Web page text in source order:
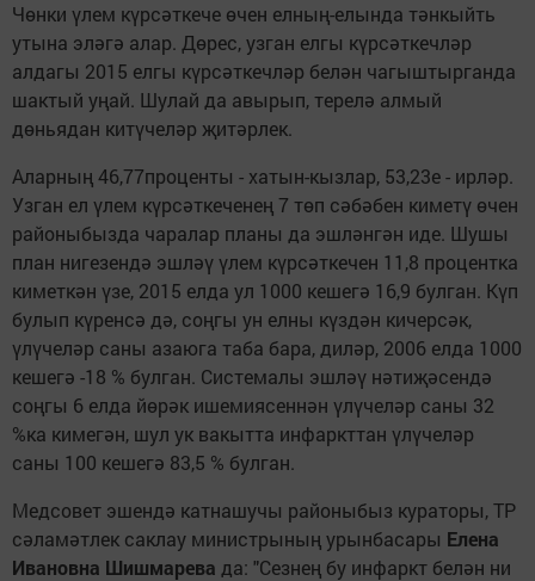
Чөнки үлем күрсәткече өчен елның-елында тәнкыйть
утына эләгә алар. Дөрес, узган елгы күрсәткечләр
алдагы 2015 елгы күрсәткечләр белән чагыштырганда
шактый уңай. Шулай да авырып, терелә алмый
дөньядан китүчеләр җитәрлек.
Аларның 46,77проценты - хатын-кызлар, 53,23е - ирләр.
Узган ел үлем күрсәткеченең 7 төп сәбәбен киметү өчен
районыбызда чаралар планы да эшләнгән иде. Шушы
план нигезендә эшләү үлем күрсәткечен 11,8 процентка
киметкән үзе, 2015 елда ул 1000 кешегә 16,9 булган. Күп
булып күренсә дә, соңгы ун елны күздән кичерсәк,
үлүчеләр саны азаюга таба бара, диләр, 2006 елда 1000
кешегә -18 % булган. Системалы эшләү нәтиҗәсендә
соңгы 6 елда йөрәк ишемиясеннән үлүчеләр саны 32
%ка кимегән, шул ук вакытта инфаркттан үлүчеләр
саны 100 кешегә 83,5 % булган.
Медсовет эшендә катнашучы районыбыз кураторы, ТР
сәламәтлек саклау министрының урынбасары Елена
Ивановна Шишмарева да: "Сезнең бу инфаркт белән ни